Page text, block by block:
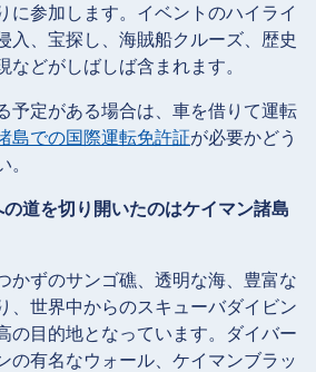
に参加します。イベントのハイライ
入、宝探し、海賊船クルーズ、歴史
などがしばしば含まれます。
予定がある場合は、車を借りて運転
島での国際運転免許証が必要かどう
道を切り開いたのはケイマン諸島
かずのサンゴ礁、透明な海、豊富な
、世界中からのスキューバダイビン
の目的地となっています。ダイバー
の有名なウォール、ケイマンブラッ